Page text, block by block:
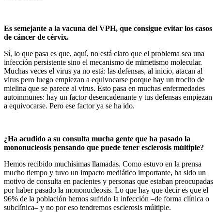
Es semejante a la vacuna del VPH, que consigue evitar los casos
de cáncer de cérvix.
Sí, lo que pasa es que, aquí, no está claro que el problema sea una
infección persistente sino el mecanismo de mimetismo molecular.
Muchas veces el virus ya no está: las defensas, al inicio, atacan al
virus pero luego empiezan a equivocarse porque hay un trocito de
mielina que se parece al virus. Esto pasa en muchas enfermedades
autoinmunes: hay un factor desencadenante y tus defensas empiezan
a equivocarse. Pero ese factor ya se ha ido.
¿Ha acudido a su consulta mucha gente que ha pasado la
mononucleosis pensando que puede tener esclerosis múltiple?
Hemos recibido muchísimas llamadas. Como estuvo en la prensa
mucho tiempo y tuvo un impacto mediático importante, ha sido un
motivo de consulta en pacientes y personas que estaban preocupadas
por haber pasado la mononucleosis. Lo que hay que decir es que el
96% de la población hemos sufrido la infección –de forma clínica o
subclínica– y no por eso tendremos esclerosis múltiple.